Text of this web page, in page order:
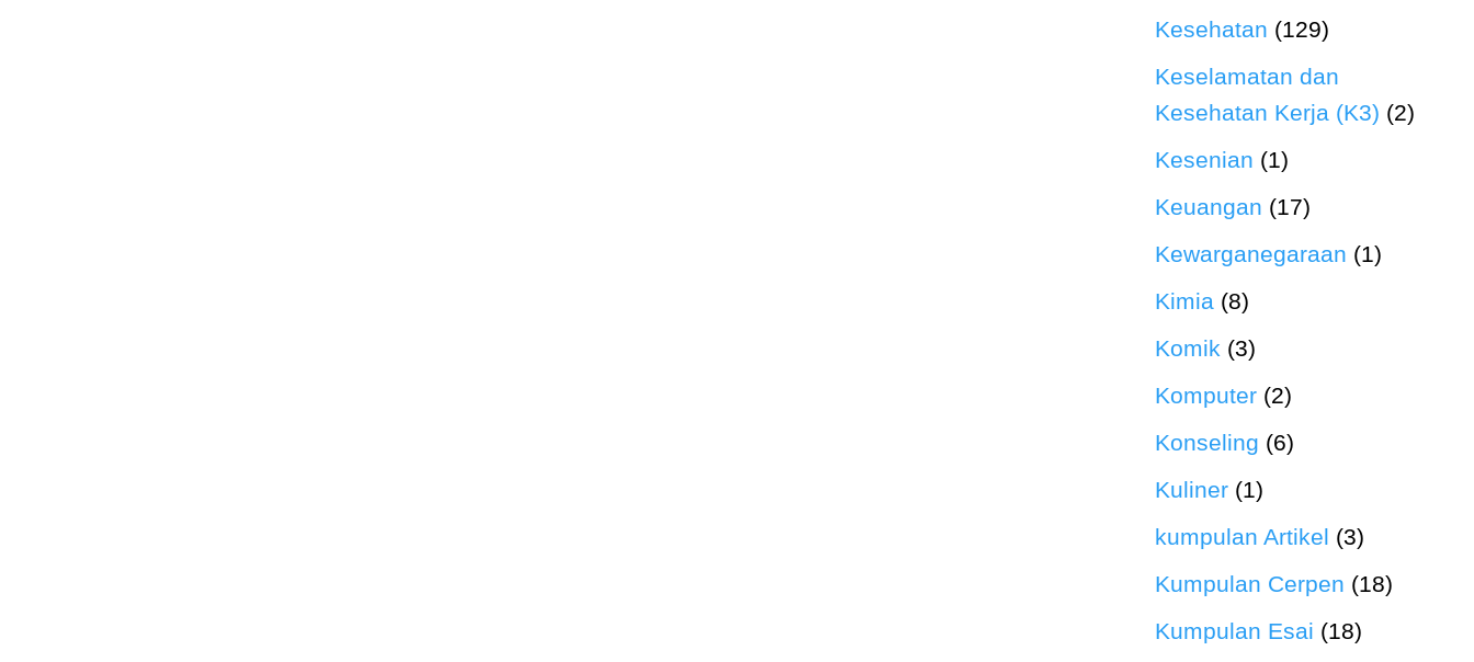
Kesehatan (129)
Keselamatan dan
Kesehatan Kerja (K3) (2)
Kesenian (1)
Keuangan (17)
Kewarganegaraan (1)
Kimia (8)
Komik (3)
Komputer (2)
Konseling (6)
Kuliner (1)
kumpulan Artikel (3)
Kumpulan Cerpen (18)
Kumpulan Esai (18)